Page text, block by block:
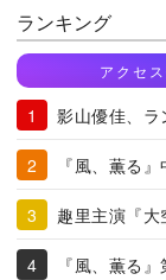
ランキング
アクセ
影山優佳、ラ
『風、薫る
趣里主演『大
『風、薫る